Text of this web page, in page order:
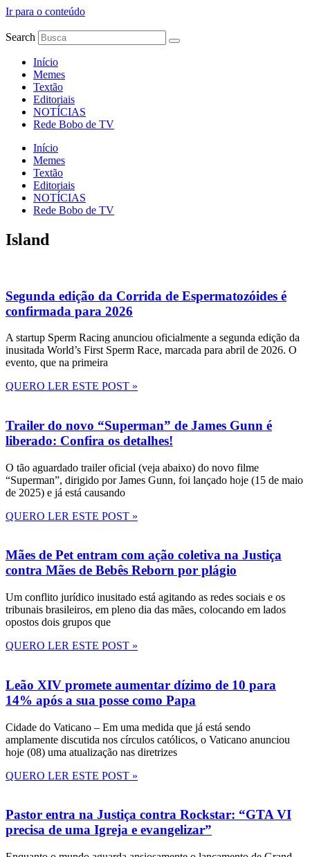
Ir para o conteúdo
Search
Início
Memes
Textão
Editoriais
NOTÍCIAS
Rede Bobo de TV
Início
Memes
Textão
Editoriais
NOTÍCIAS
Rede Bobo de TV
Island
Segunda edição da Corrida de Espermatozóides é
confirmada para 2026
A startup Sperm Racing anunciou oficialmente a segunda edição da
inusitada World’s First Sperm Race, marcada para abril de 2026. O
evento, que na primeira
QUERO LER ESTE POST »
Trailer do novo “Superman” de James Gunn é
liberado: Confira os detalhes!
O tão aguardado trailer oficial (veja abaixo) do novo filme
“Superman”, dirigido por James Gunn, foi lançado hoje (15 de maio
de 2025) e já está causando
QUERO LER ESTE POST »
Mães de Pet entram com ação coletiva na Justiça
contra Mães de Bebês Reborn por plágio
Um conflito jurídico inusitado está agitando as redes sociais e os
tribunais brasileiros, em pleno dia das mães, colocando em lados
opostos dois grupos que
QUERO LER ESTE POST »
Leão XIV promete aumentar dízimo de 10 para
14% após a sua posse como Papa
Cidade do Vaticano – Em uma medida que já está sendo
amplamente discutida nos círculos católicos, o Vaticano anunciou
hoje (08) uma atualização nas diretrizes
QUERO LER ESTE POST »
Pastor entra na Justiça contra Rockstar: “GTA VI
precisa de uma Igreja e evangelizar”